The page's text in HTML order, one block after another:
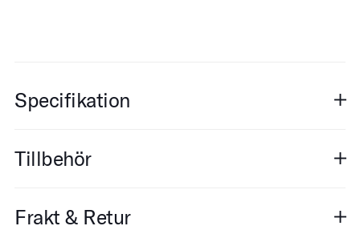
Specifikation
Tillbehör
Frakt & Retur